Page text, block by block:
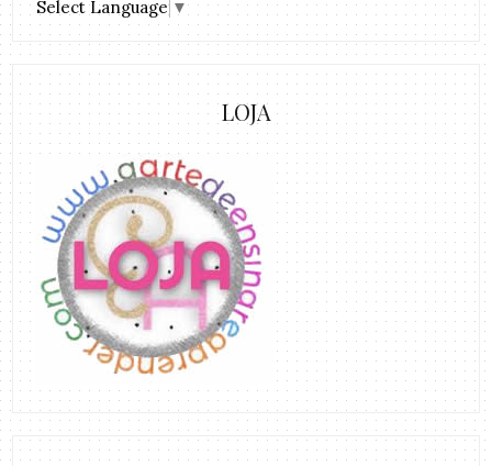
Select Language ▼
LOJA